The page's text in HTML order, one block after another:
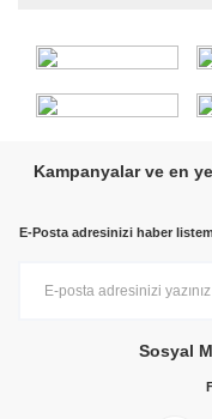
Kampanyalar ve en
E-Posta adresinizi haber
Sosyal